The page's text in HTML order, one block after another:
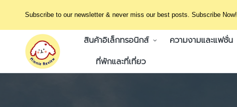
Subscribe to our newsletter & never miss our best posts. Subscribe Now!
สินค้าอิเล็กทรอนิกส์ ความงามและแฟชั่น
ที่พักและที่เที่ยว